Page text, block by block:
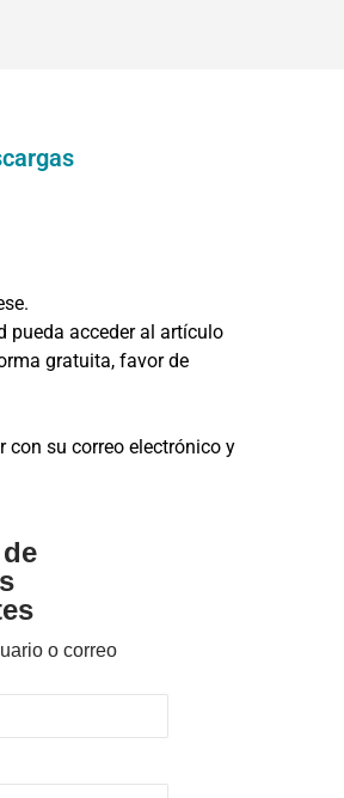
pueda acceder al artículo
gratuita, favor de
con su correo electrónico y
o correo